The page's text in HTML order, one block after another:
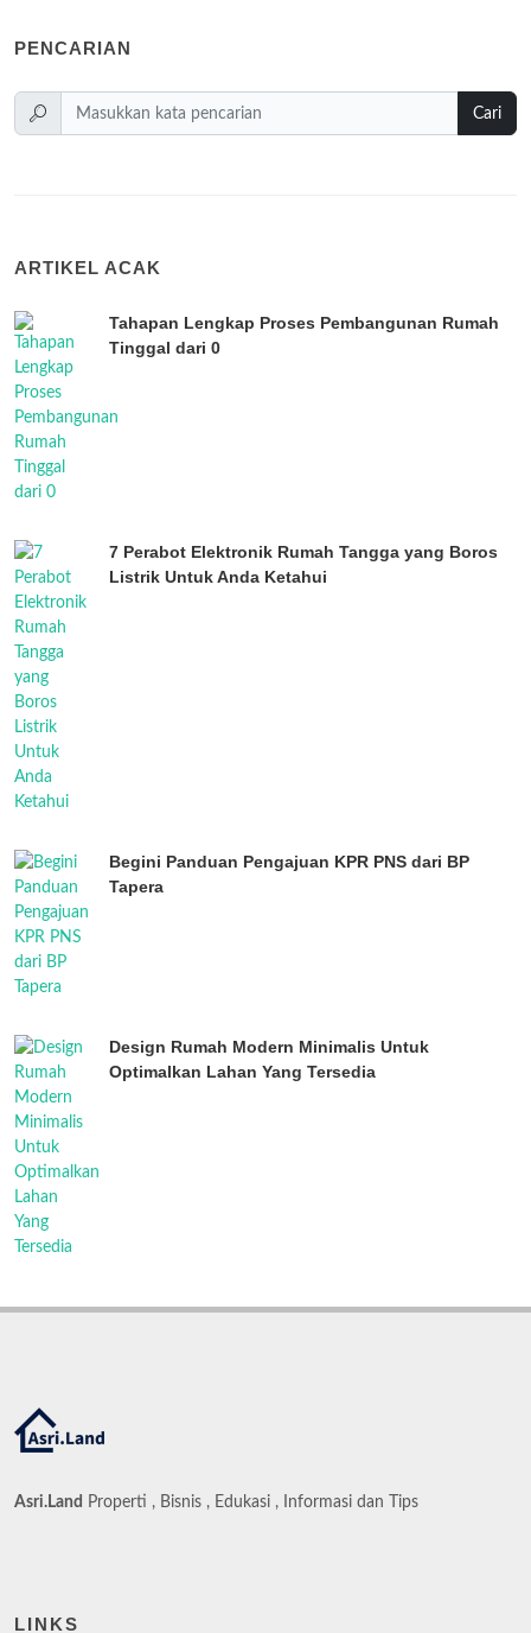
PENCARIAN
Cari
ARTIKEL ACAK
Tahapan Lengkap Proses Pembangunan Rumah
Tinggal dari 0
7 Perabot Elektronik Rumah Tangga yang Boros
Listrik Untuk Anda Ketahui
Begini Panduan Pengajuan KPR PNS dari BP
Tapera
Design Rumah Modern Minimalis Untuk
Optimalkan Lahan Yang Tersedia
Asri.Land Properti , Bisnis , Edukasi , Informasi dan Tips
LINKS